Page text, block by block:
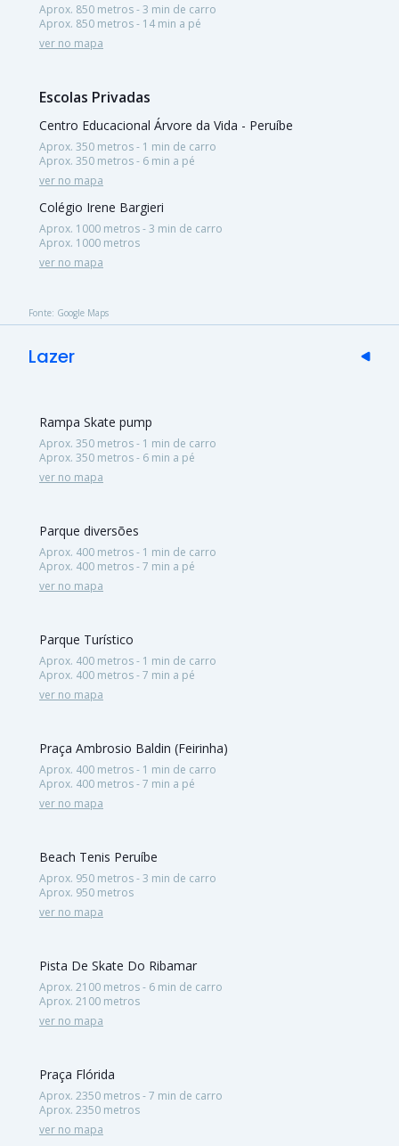
Aprox. 850 metros - 3 min de carro
Aprox. 850 metros - 14 min a pé
ver no mapa
Escolas Privadas
Centro Educacional Árvore da Vida - Peruíbe
Aprox. 350 metros - 1 min de carro
Aprox. 350 metros - 6 min a pé
ver no mapa
Colégio Irene Bargieri
Aprox. 1000 metros - 3 min de carro
Aprox. 1000 metros
ver no mapa
Fonte: Google Maps
Lazer
Rampa Skate pump
Aprox. 350 metros - 1 min de carro
Aprox. 350 metros - 6 min a pé
ver no mapa
Parque diversões
Aprox. 400 metros - 1 min de carro
Aprox. 400 metros - 7 min a pé
ver no mapa
Parque Turístico
Aprox. 400 metros - 1 min de carro
Aprox. 400 metros - 7 min a pé
ver no mapa
Praça Ambrosio Baldin (Feirinha)
Aprox. 400 metros - 1 min de carro
Aprox. 400 metros - 7 min a pé
ver no mapa
Beach Tenis Peruíbe
Aprox. 950 metros - 3 min de carro
Aprox. 950 metros
ver no mapa
Pista De Skate Do Ribamar
Aprox. 2100 metros - 6 min de carro
Aprox. 2100 metros
ver no mapa
Praça Flórida
Aprox. 2350 metros - 7 min de carro
Aprox. 2350 metros
ver no mapa